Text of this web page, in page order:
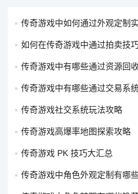
程度后，可能会出现发光、变
酷。不同的强化等级和材料，可
外观改造：一些游戏提供装备
形状等，使其更符合自己的个性
造功能，可以将普通的装备打造
搭配时装系统：游戏中的时装通
常规装备不冲突，可以同时穿
传奇游戏中如何通过外观定制
如何在传奇游戏中通过拍卖技
传奇游戏中有哪些通过资源回
传奇游戏中有哪些通过交易系
传奇游戏社交系统玩法攻略
传奇游戏高爆率地图探索攻略
传奇游戏 PK 技巧大汇总
传奇游戏中角色外观定制有哪